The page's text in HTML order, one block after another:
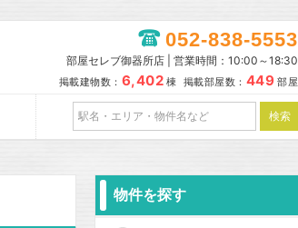
052-838-5553
部屋セレブ御器所店 | 営業時間：10:00～18:30
掲載建物数： 6,402 棟 掲載部屋数： 449 部屋
物件を探す